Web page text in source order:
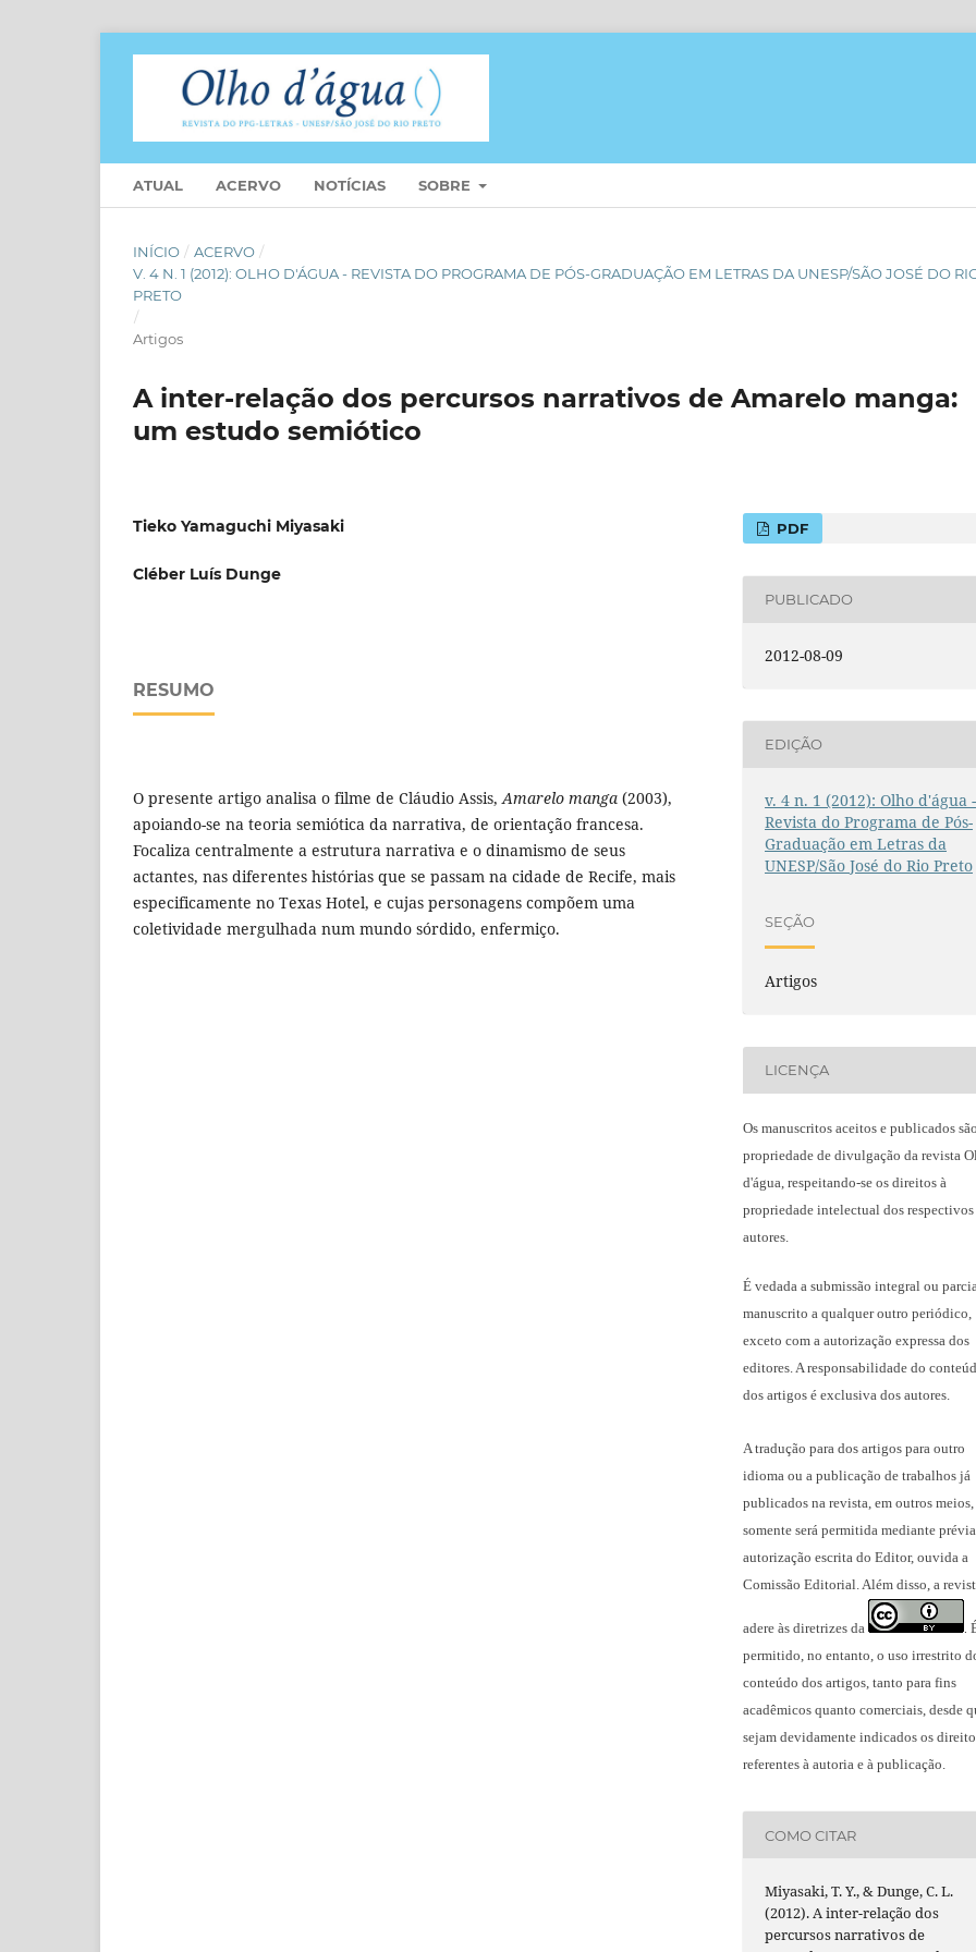
ATUAL ACERVO NOTÍCIAS SOBRE
INÍCIO / ACERVO /
V. 4 N. 1 (2012): OLHO D'ÁGUA - REVISTA DO PROGRAMA DE PÓS-GRADUAÇÃO EM LETRAS DA UNESP/SÃO JOSÉ DO
PRETO
/
Artigos
A inter-relação dos percursos narrativos de Amarelo manga:
um estudo semiótico
Tieko Yamaguchi Miyasaki
Cléber Luís Dunge
RESUMO
O presente artigo analisa o filme de Cláudio Assis,Amarelo manga (2003),
apoiando-se na teoria semiótica da narrativa, de orientação francesa.
Focaliza centralmente a estrutura narrativa e o dinamismo de seus
actantes, nas diferentes histórias que se passam na cidade de Recife, mais
especificamente no Texas Hotel, e cujas personagens compõem uma
coletividade mergulhada num mundo sórdido, enfermiço.
PDF
PUBLICADO
2012-08-09
EDIÇÃO
v. 4 n. 1 (2012): Olho d'água -
Revista do Programa de Pós-
Graduação em Letras da
UNESP/São José do Rio Preto
SEÇÃO
Artigos
LICENÇA
Os manuscritos aceitos e publicados
propriedade de divulgação da revista
d'água, respeitando-se os direitos à
propriedade intelectual dos respectivos
autores.
É vedada a submissão integral ou
manuscrito a qualquer outro periódico,
exceto com a autorização expressa dos
editores. A responsabilidade do
dos artigos é exclusiva dos autores.
A tradução para dos artigos para outro
idioma ou a publicação de trabalhos já
publicados na revista, em outros meios,
somente será permitida mediante prévia
autorização escrita do Editor, ouvida a
Comissão Editorial. Além disso, a
adere às diretrizes da
permitido, no entanto, o uso irrestrito
conteúdo dos artigos, tanto para fins
acadêmicos quanto comerciais, desde
sejam devidamente indicados os
referentes à autoria e à publicação.
COMO CITAR
Miyasaki, T. Y., & Dunge, C. L.
(2012). A inter-relação dos
percursos narrativos de